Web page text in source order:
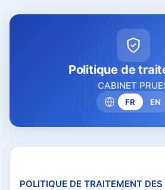
Politique de
CABINET
FR EN
POLITIQUE DE TRAITEMENT